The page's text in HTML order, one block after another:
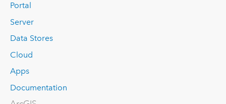
Portal
Server
Data Stores
Cloud
Apps
Documentation